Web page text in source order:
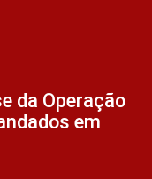
da Operação
em